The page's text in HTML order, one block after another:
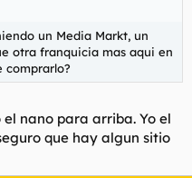
un Media Markt, un
otra franquicia mas aqui en
comprarlo?
nano para arriba. Yo el
que hay algun sitio